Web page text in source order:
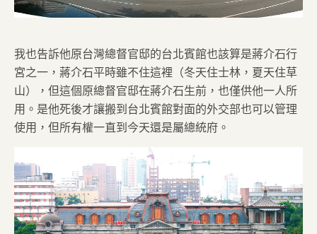
我也告訴他原台灣總督官邸的台北賓館也該算是蔣介石行
宮之一，蔣介石平時雖不住這裡（冬天住士林，夏天住草
山），但這個原總督官邸在蔣介石生前，也僅供他一人所
用。是他死後才讓搬到台北賓館對面的外交部也可以管理
使用，但所有權一直到今天還是屬總統府。